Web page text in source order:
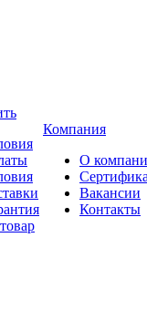
Компания
О
Вакансии
Контакты